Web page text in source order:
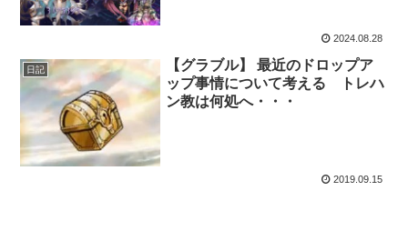
2024.08.28
日記
【グラブル】 最近のドロップア
ップ事情について考える トレハ
ン教は何処へ・・・
2019.09.15